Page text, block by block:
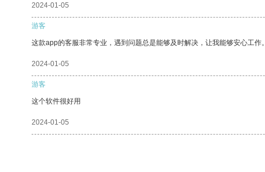
2024-01-05
游客
这款app的客服非常专业，遇到问题总是能够及时解决，让我能够安心工作。
2024-01-05
游客
这个软件很好用
2024-01-05